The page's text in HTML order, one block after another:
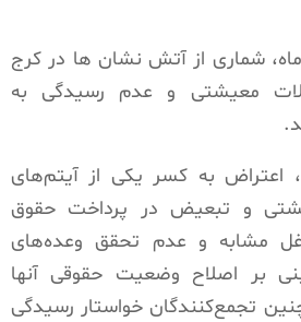
2 بهمن ماه، شماری از آتش نشان ها در کرج
معیشتی و عدم رسیدگی به
اعتراض به کسر یکی از آیتم‌های
و تبعیض در پرداخت حقوق
مشابه و عدم تحقق وعده‌های
بر اصلاح وضعیت حقوقی آنها
تجمع‌کنندگان خواستار رسیدگی